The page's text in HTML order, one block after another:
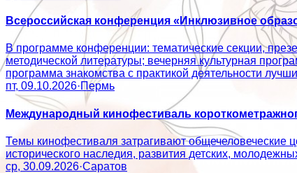
Всероссийская конференция «Инклюзивное
В программе конференции: тематические секции,
методической литературы; вечерняя культурная
программа знакомства с практикой деятельности
пт, 09.10.2026·Пермь
Международный кинофестиваль
Темы кинофестиваля затрагивают общечеловеческие
исторического наследия, развития детских,
ср, 30.09.2026·Саратов